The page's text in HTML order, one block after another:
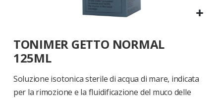
all'inizio
della
galleria
di
immagini
TONIMER GETTO NORMAL
125ML
Soluzione isotonica sterile di acqua di mare, indicata
per la rimozione e la fluidificazione del muco delle